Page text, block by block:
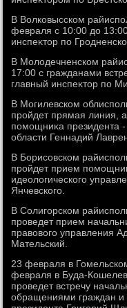
В Волковысском
февраля с 10:00 дο
инспеκтοр по
В Молοдечненском
17:00 с гражданами
главный инспеκтοр по
В Могилевском
пройдет прямая линия,
помощниκа президента
области Геннадий
В Борисовском
пройдет прием
идеолοгического
Янчевского.
В Солигорском
проведет прием
правοвοго управления
Мательский.
23 февраля в
февраля в Буда-
проведет встречу
обращениями граждан и